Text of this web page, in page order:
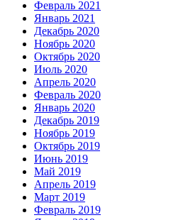
Февраль 2021
Январь 2021
Декабрь 2020
Ноябрь 2020
Октябрь 2020
Июль 2020
Апрель 2020
Февраль 2020
Январь 2020
Декабрь 2019
Ноябрь 2019
Октябрь 2019
Июнь 2019
Май 2019
Апрель 2019
Март 2019
Февраль 2019